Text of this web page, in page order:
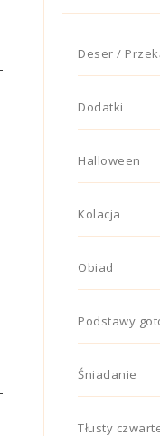
Deser /
Dodatki
Halloween
Kolacja
Obiad
Podstawy
Śniadanie
Tłusty